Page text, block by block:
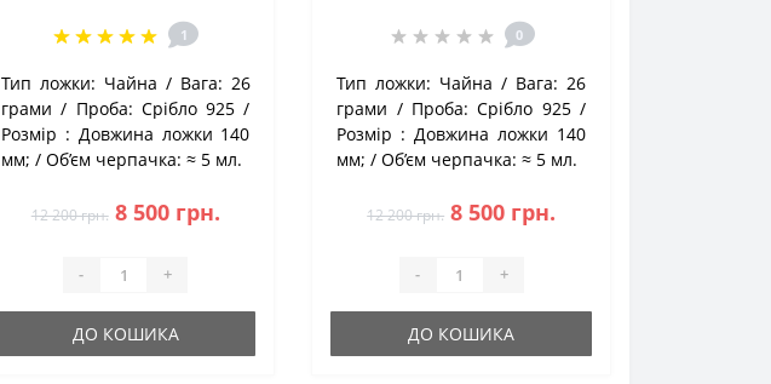
1
Тип ложки: Чайна Вага: 26
грами
Проба: Срібло 925
Розмір : Довжина ложки 140
мм;
Об’єм черпачка: ≈ 5 мл.
12 200 грн. 8 500 грн.
- +
ДО КОШИКА
0
Тип ложки: Чайна Вага: 26
грами
Проба: Срібло 925
Розмір : Довжина ложки 140
мм;
Об’єм черпачка: ≈ 5 мл.
12 200 грн. 8 500 грн.
- +
ДО КОШИКА